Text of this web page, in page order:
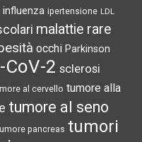
influenza ipertensione LDL
malattie rare
occhi Parkinson
CoV-2 sclerosi
al cervello tumore alla
tumore al seno
pancreas tumori